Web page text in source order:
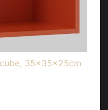
35x35x25cm